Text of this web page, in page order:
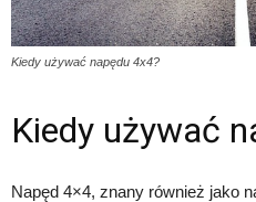
Kiedy używać napędu 4x4?
Kiedy używać
Napęd 4×4, znany również jako